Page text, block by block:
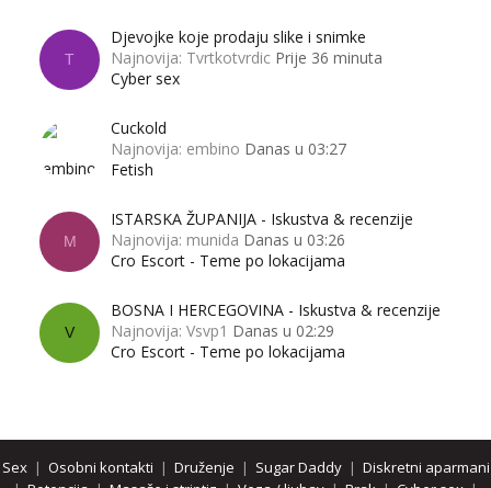
T
Djevojke koje prodaju slike i snimke
Najnovija: Tvrtkotvrdic Prije 36 minuta
Cyber sex
Cuckold
Najnovija: embino Danas u 03:27
Fetish
M
ISTARSKA ŽUPANIJA - Iskustva & recenzije
Najnovija: munida Danas u 03:26
Cro Escort - Teme po lokacijama
V
BOSNA I HERCEGOVINA - Iskustva & recenzije
Najnovija: Vsvp1 Danas u 02:29
Cro Escort - Teme po lokacijama
Sex| Osobni kontakti | Druženje | Sugar Daddy| Diskretni aparmani